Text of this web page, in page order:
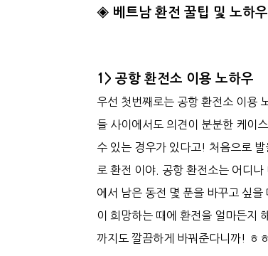
◈ 베트남 환전 꿀팁 및 노하우
1> 공항 환전소 이용 노하우
우선 첫번째로는 공항 환전소 이용
들 사이에서도 의견이 분분한 케이
수 있는 경우가 있다고! 처음으로
로 환전 이야. 공항 환전소는 어디
에서 남은 동전 몇 푼을 바꾸고 싶
이 희망하는 때에 환전을 얼마든지
까지도 깔끔하게 바꿔준다니까! ㅎ